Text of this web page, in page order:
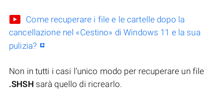
Come recuperare i file e le cartelle dopo la
cancellazione nel «Cestino» di Windows 11 e la sua
pulizia?
Non in tutti i casi l’unico modo per recuperare un file
.SHSH sarà quello di ricrearlo.